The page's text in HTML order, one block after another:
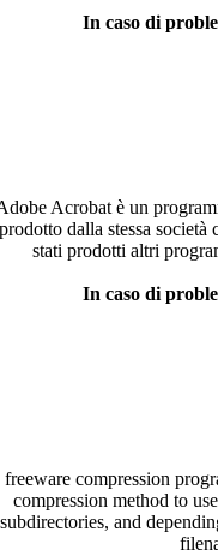
In caso di
Acrobatèun
prodotto dalla stessa società
stati prodotti altri
In caso di
freeware compression
compression method to
subdirectories, and